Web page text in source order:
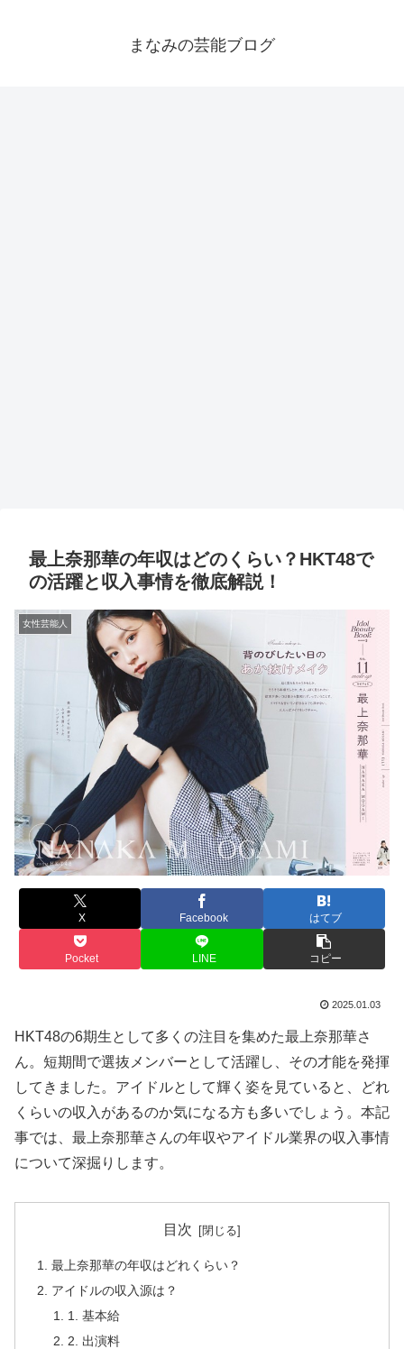
まなみの芸能ブログ
最上奈那華の年収はどのくらい？HKT48で
の活躍と収入事情を徹底解説！
女性芸能人
X Facebook はてブ
Pocket LINE コピー
2025.01.03
HKT48の6期生として多くの注目を集めた最上奈那華さ
ん。短期間で選抜メンバーとして活躍し、その才能を発揮
してきました。アイドルとして輝く姿を見ていると、どれ
くらいの収入があるのか気になる方も多いでしょう。本記
事では、最上奈那華さんの年収やアイドル業界の収入事情
について深掘りします。
目次
最上奈那華の年収はどれくらい？
アイドルの収入源は？
1. 基本給
2. 出演料